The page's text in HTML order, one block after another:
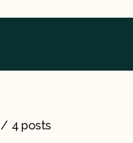
/ 4 posts